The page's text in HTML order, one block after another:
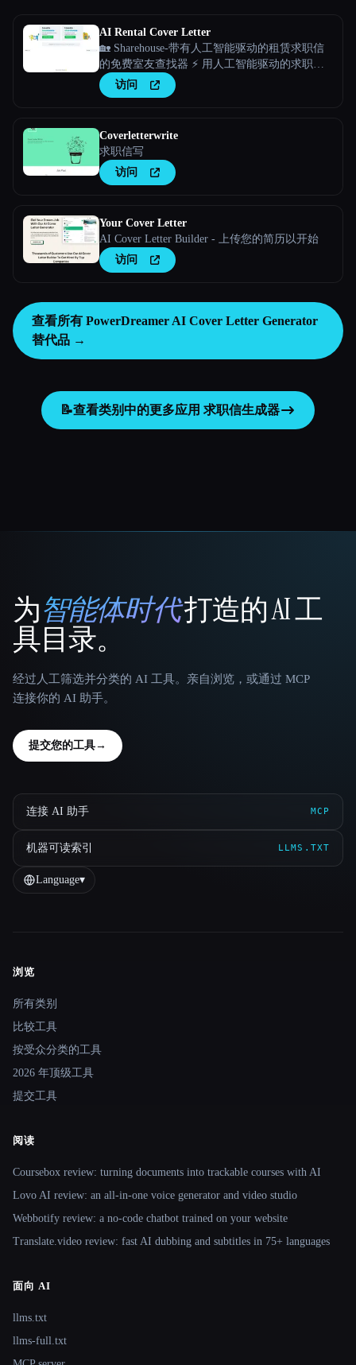
AI Rental Cover Letter
🏡 Sharehouse-带有人工智能驱动的租赁求职信
的免费室友查找器 ⚡️ 用人工智能驱动的求职信
从人群中脱颖而出
访问
Coverletterwrite
求职信写
访问
Your Cover Letter
AI Cover Letter Builder - 上传您的简历以开始
访问
查看所有 PowerDreamer AI Cover Letter Generator
替代品 →
📝查看类别中的更多应用 求职信生成器
That AI Collection
为智能体时代打造的 AI 工
具目录。
经过人工筛选并分类的 AI 工具。亲自浏览，或通过 MCP
连接你的 AI 助手。
提交您的工具→
连接 AI 助手 MCP
机器可读索引 LLMS.TXT
Language▾
Site navigation
浏览
所有类别
比较工具
按受众分类的工具
2026 年顶级工具
提交工具
阅读
Coursebox review: turning documents into trackable courses with AI
Lovo AI review: an all-in-one voice generator and video studio
Webbotify review: a no-code chatbot trained on your website
Translate.video review: fast AI dubbing and subtitles in 75+ languages
面向 AI
llms.txt
llms-full.txt